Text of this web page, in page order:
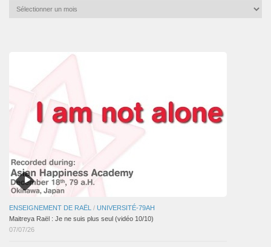
Archives
ENSEIGNEMENT DE RAËL / UNIVERSITÉ-79AH
Maitreya Raël : Je ne suis plus seul (vidéo 10/10)
07/07/26